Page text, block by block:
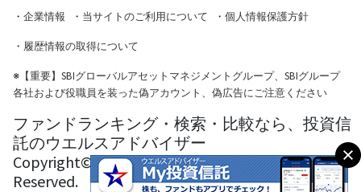
・ 企業情報 ・ 当サイトのご利用について ・ 個人情報保護方針
・ 履歴情報の取得について
※【重要】SBIグローバルアセットマネジメントグループ、SBIグループ
各社および役職員を装った偽アカウント、偽広告にご注意ください
ファンドランキング・検索・比較なら、投資信
託のウエルスアドバイザー
Copyright© Wealth Advisor Co., Ltd. All Rights
Reserved.